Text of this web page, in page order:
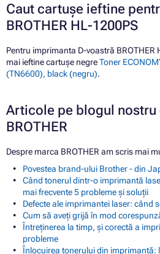
Caut cartușe ieftine
BROTHER HL-1200PS
Pentru imprimanta D-voastră BROTHER
mai ieftine cartușe negreToner
(TN6600), black (negru).
Articole pe blogul nostru
BROTHER
Despre marca BROTHER am scris mai
Povestea brand-ului Brother - din
Când tonerul dintr-o imprimantă
mai frecvente 5 probleme și soluții
Defecte ale imprimantei laser: când
Cum să aveți grijă în mod
Întreținerea la timp, și corectă a
probleme
Înlocuirea tonerului din imprimantă: